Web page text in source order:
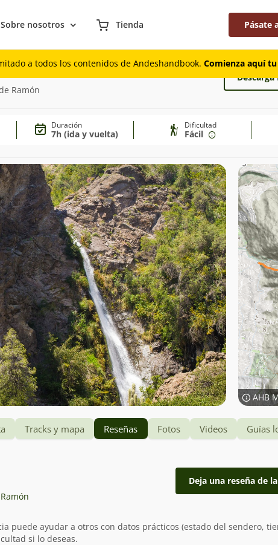
Sobre nosotros Tienda Pásate
a todos los contenidos de Andeshandbook. Comienza aquí
Ramón
Descarga
Duración
7h (ida y vuelta)
Dificultad
Fácil
AHB
Tracks y mapa Reseñas Fotos Videos Guías
Deja una reseña de
puede ayudar a otros con datos prácticos (estado del sendero,
si lo deseas.